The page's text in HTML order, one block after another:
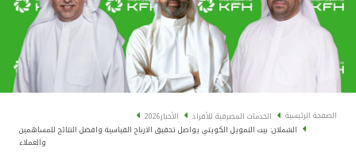
الخدمات المصرفية الإلكترونية للشركات
خدمة "بيتك" للتداول الإلكتروني
الحسابات المصرفية
البطاقات
"برامج العملاء"
الصفحة الرئيسية الخدمات المصرفية للأفراد الأخبار2026
الشملان: بيت التمويل الكويتي يواصل تحقيق الارباح القياسية وافضل النتائج للمساهمين
والعملاء